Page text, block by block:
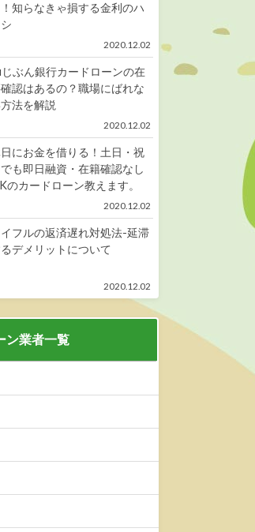
！知らなきゃ損する金利のハ
2020.12.02
ぶん銀行カードローンの在
認はあるの？職場にばれな
法を解説
2020.12.02
にお金を借りる！土日・祝
も即日融資・在籍確認なし
のカードローン教えます。
2020.12.02
フルの返済遅れ対処法-延滞
デメリットについて
2020.12.02
ン業者一覧